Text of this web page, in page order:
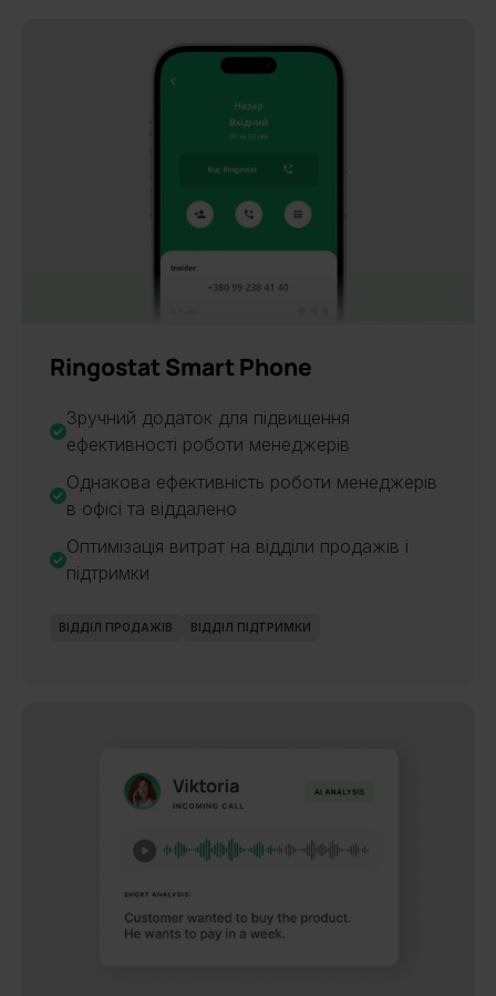
Ringostat Smart Phone
Зручний додаток для підвищення
ефективності роботи менеджерів
Однакова ефективність роботи менеджерів
в офісі та віддалено
Оптимізація витрат на відділи продажів і
підтримки
ВІДДІЛ ПРОДАЖІВ ВІДДІЛ ПІДТРИМКИ